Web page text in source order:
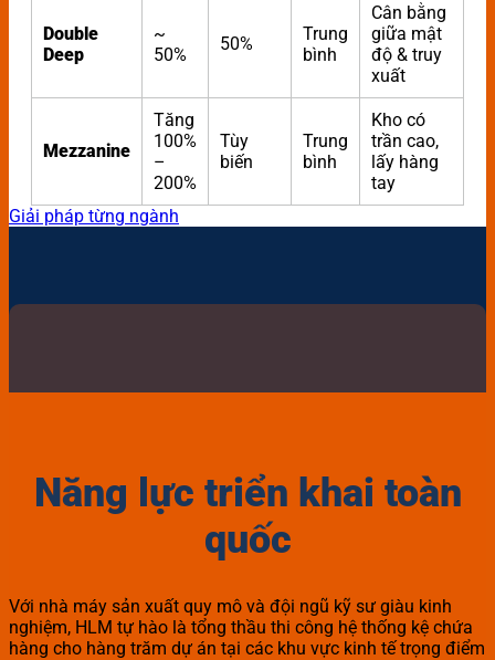
Double
Deep
~
50%
50%
Trung
bình
Cân bằng
giữa mật
độ & truy
xuất
Mezzanine
Tăng
100%
–
200%
Tùy
biến
Trung
bình
Kho có
trần cao,
lấy hàng
tay
Giải pháp từng ngành
Năng lực triển khai toàn
quốc
Với nhà máy sản xuất quy mô và đội ngũ kỹ sư giàu kinh
nghiệm, HLM tự hào là tổng thầu thi công hệ thống kệ chứa
hàng cho hàng trăm dự án tại các khu vực kinh tế trọng điểm